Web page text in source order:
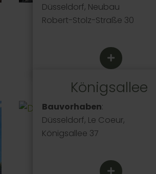
Düsseldorf, Neubau
Robert-Stolz-Straße 30
Königsallee
Bauvorhaben:
Düsseldorf, Le Coeur,
Königsallee 37